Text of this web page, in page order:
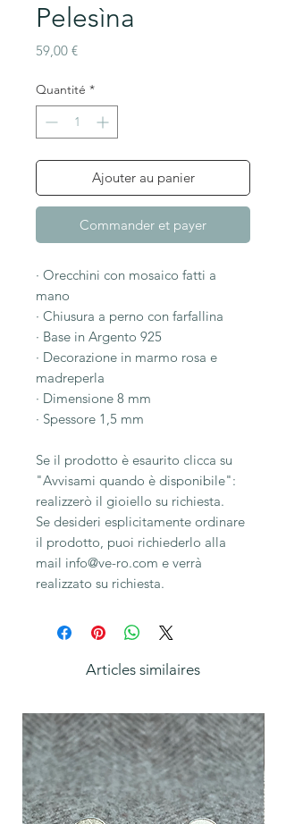
Pelesìna
59,00 €Prix
Quantité *
Ajouter au panier
Commander et payer
· Orecchini con mosaico fatti a
mano
· Chiusura a perno con farfallina
· Base in Argento 925
· Decorazione in marmo rosa e
madreperla
· Dimensione 8 mm
· Spessore 1,5 mm
Se il prodotto è esaurito clicca su
"Avvisami quando è disponibile":
realizzerò il gioiello su richiesta.
Se desideri esplicitamente ordinare
il prodotto, puoi richiederlo alla
mail info@ve-ro.com e verrà
realizzato su richiesta.
Articles similaires